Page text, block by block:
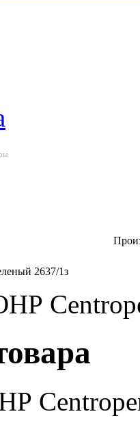
2637/1з